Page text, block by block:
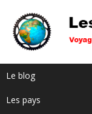
Le blog
Les pays